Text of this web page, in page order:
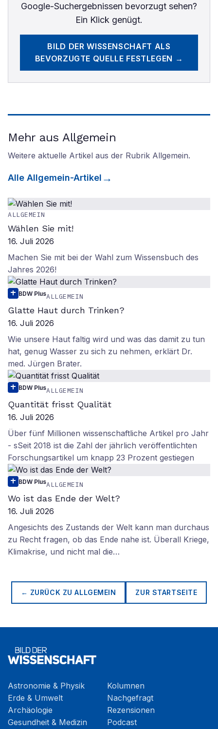
Google-Suchergebnissen bevorzugt sehen?
Ein Klick genügt.
BILD DER WISSENSCHAFT ALS
BEVORZUGTE QUELLE FESTLEGEN →
Mehr aus Allgemein
Weitere aktuelle Artikel aus der Rubrik Allgemein.
Alle Allgemein-Artikel
ALLGEMEIN
Wählen Sie mit!
16. Juli 2026
Machen Sie mit bei der Wahl zum Wissensbuch des
Jahres 2026!
BDW PlusALLGEMEIN
Glatte Haut durch Trinken?
16. Juli 2026
Wie unsere Haut faltig wird und was das damit zu tun
hat, genug Wasser zu sich zu nehmen, erklärt Dr.
med. Jürgen Brater.
BDW PlusALLGEMEIN
Quantität frisst Qualität
16. Juli 2026
Über fünf Millionen wissenschaftliche Artikel pro Jahr
- sSeit 2018 ist die Zahl der jährlich veröffentlichten
Forschungsartikel um knapp 23 Prozent gestiegen
BDW PlusALLGEMEIN
Wo ist das Ende der Welt?
16. Juli 2026
Angesichts des Zustands der Welt kann man durchaus
zu Recht fragen, ob das Ende nahe ist. Überall Kriege,
Klimakrise, und nicht mal die…
← ZURÜCK ZUALLGEMEIN ZUR STARTSEITE
Astronomie & Physik
Erde & Umwelt
Archäologie
Gesundheit & Medizin
Kolumnen
Nachgefragt
Rezensionen
Podcast